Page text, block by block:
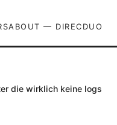
ABOUT — DIRECDUO
die wirklich keine logs